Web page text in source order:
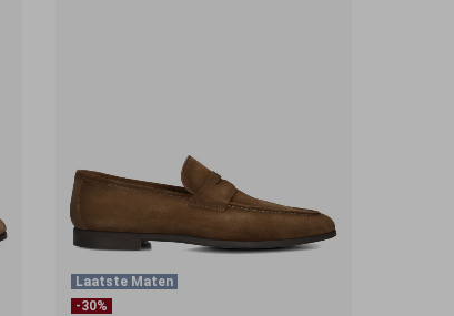
Laatste Maten
-30%